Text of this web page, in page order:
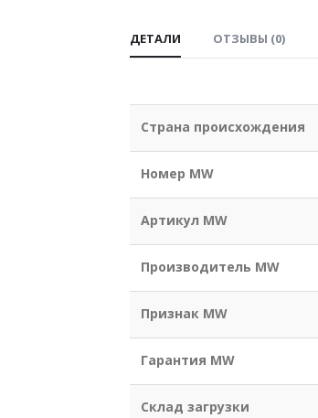
ДЕТАЛИ ОТЗЫВЫ (0)
Страна происхождения
Номер MW
Артикул MW
Производитель MW
Признак MW
Гарантия MW
Склад загрузки